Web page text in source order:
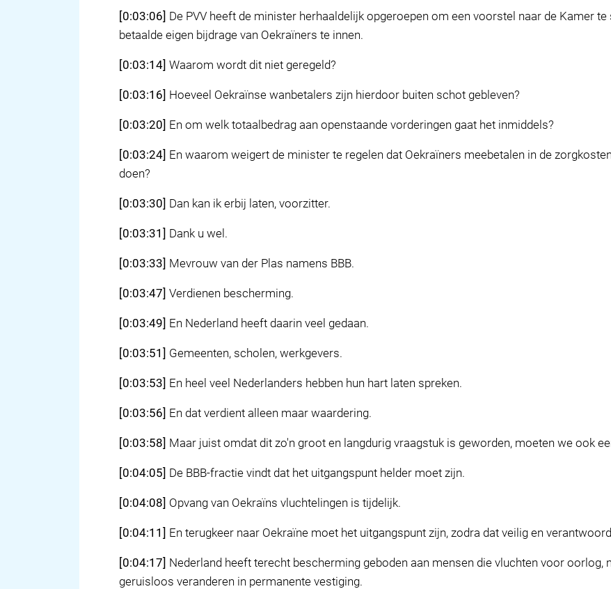
[0:03:06] De PVV heeft de minister herhaaldelijk opgeroepen om een voorstel naar de Kamer
betaalde eigen bijdrage van Oekraïners te innen.
[0:03:14] Waarom wordt dit niet geregeld?
[0:03:16] Hoeveel Oekraïnse wanbetalers zijn hierdoor buiten schot gebleven?
[0:03:20] En om welk totaalbedrag aan openstaande vorderingen gaat het inmiddels?
[0:03:24] En waarom weigert de minister te regelen dat Oekraïners meebetalen in de
doen?
[0:03:30] Dan kan ik erbij laten, voorzitter.
[0:03:31] Dank u wel.
[0:03:33] Mevrouw van der Plas namens BBB.
[0:03:47] Verdienen bescherming.
[0:03:49] En Nederland heeft daarin veel gedaan.
[0:03:51] Gemeenten, scholen, werkgevers.
[0:03:53] En heel veel Nederlanders hebben hun hart laten spreken.
[0:03:56] En dat verdient alleen maar waardering.
[0:03:58] Maar juist omdat dit zo'n groot en langdurig vraagstuk is geworden, moeten we ook
[0:04:05] De BBB-fractie vindt dat het uitgangspunt helder moet zijn.
[0:04:08] Opvang van Oekraïns vluchtelingen is tijdelijk.
[0:04:11] En terugkeer naar Oekraïne moet het uitgangspunt zijn, zodra dat veilig en
[0:04:17] Nederland heeft terecht bescherming geboden aan mensen die vluchten voor
geruisloos veranderen in permanente vestiging.